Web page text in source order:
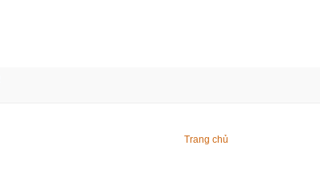
Trang chủ